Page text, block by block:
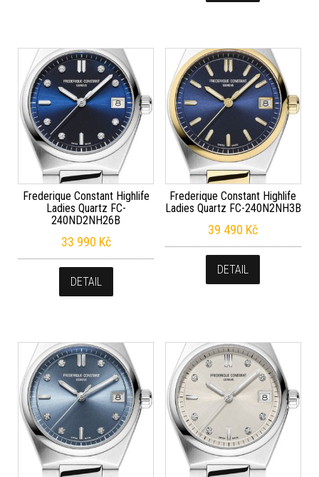
Frederique Constant Highlife
Ladies Quartz FC-
240ND2NH26B
33 990 Kč
DETAIL
Frederique Constant Highlife
Ladies Quartz FC-240N2NH3B
39 490 Kč
DETAIL